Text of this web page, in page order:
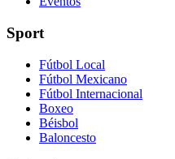
Sport
Fútbol Local
Fútbol Mexicano
Fútbol Internacional
Boxeo
Béisbol
Baloncesto